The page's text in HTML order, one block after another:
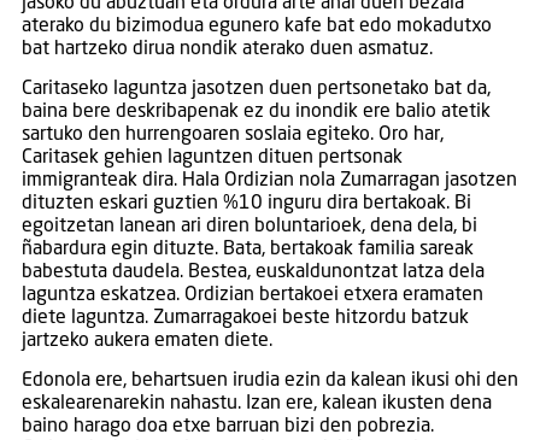
aterako du bizimodua egunero kafe bat edo mokadutxo
bat hartzeko dirua nondik aterako duen asmatuz.
Caritaseko laguntza jasotzen duen pertsonetako bat da,
baina bere deskribapenak ez du inondik ere balio atetik
sartuko den hurrengoaren soslaia egiteko. Oro har,
Caritasek gehien laguntzen dituen pertsonak
immigranteak dira. Hala Ordizian nola Zumarragan jasotzen
dituzten eskari guztien %10 inguru dira bertakoak. Bi
egoitzetan lanean ari diren boluntarioek, dena dela, bi
ñabardura egin dituzte. Bata, bertakoak familia sareak
babestuta daudela. Bestea, euskaldunontzat latza dela
laguntza eskatzea. Ordizian bertakoei etxera eramaten
diete laguntza. Zumarragakoei beste hitzordu batzuk
jartzeko aukera ematen diete.
Edonola ere, behartsuen irudia ezin da kalean ikusi ohi den
eskalearenarekin nahastu. Izan ere, kalean ikusten dena
baino harago doa etxe barruan bizi den pobrezia.